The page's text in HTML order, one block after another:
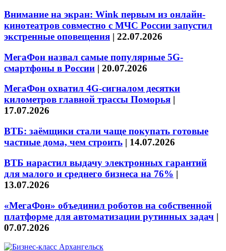
Внимание на экран: Wink первым из онлайн-
кинотеатров совместно с МЧС России запустил
экстренные оповещения | 22.07.2026
МегаФон назвал самые популярные 5G-
смартфоны в России | 20.07.2026
МегаФон охватил 4G-сигналом десятки
километров главной трассы Поморья |
17.07.2026
ВТБ: заёмщики стали чаще покупать готовые
частные дома, чем строить | 14.07.2026
ВТБ нарастил выдачу электронных гарантий
для малого и среднего бизнеса на 76% |
13.07.2026
«МегаФон» объединил роботов на собственной
платформе для автоматизации рутинных задач |
07.07.2026